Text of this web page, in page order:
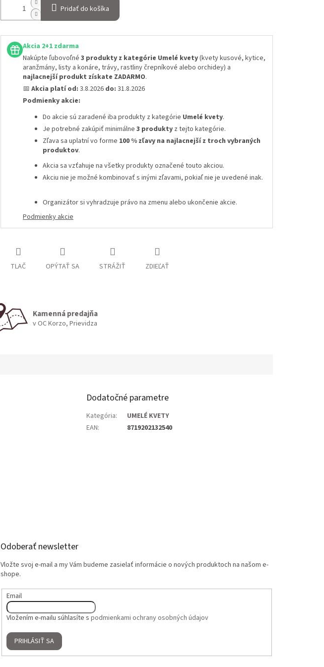
Pridať do košíka
Akcia 2+1 zdarma
Nakúpte ľubovoľné 3 produkty z kategórie Umelé kvety(kvety kusové, kytice,
aranžmány, listy a konáre, trávy, rastliny črepníkové alebo orchidey) a
najlacnejší produkt získate ZADARMO.
📅 Akcia platí od: 3.8.2026 do: 31.8.2026
Podmienky akcie:
Do akcie sú zaradené iba produkty z kategórie Umelé kvety.
Je potrebné zakúpiť minimálne 3 produkty z tejto kategórie.
Zľava sa uplatní vo forme 100 % zľavy na najlacnejší z troch vybraných
produktov.
Akcia sa vzťahuje na všetky produkty označené touto akciou.
Akciu nie je možné kombinovať s inými zľavami, pokiaľ nie je uvedené inak.
Organizátor si vyhradzuje právo na zmenu alebo ukončenie akcie.
Podmienky akcie
TLAČ OPÝTAŤ SA STRÁŽIŤ ZDIEĽAŤ
Kamenná predajňa
v OC Korzo, Prievidza
Dodatočné parametre
Kategória:
UMELÉ KVETY
EAN: 8719202132540
Odoberať newsletter
Vložte svoj e-mail a my Vám budeme zasielať informácie o nových produktoch na našom e-
shope.
Email
Vložením e-mailu súhlasíte s podmienkami ochrany osobných údajov
PRIHLÁSIŤ SA